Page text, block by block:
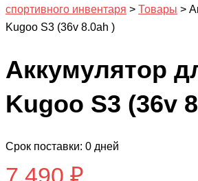
спортивного инвентаря > Товары >
Kugoo S3 (36v 8.0ah )
Аккумулятор
Kugoo S3 (36v
Срок поставки: 0 дней
7,490 ₽